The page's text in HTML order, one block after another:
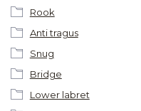
Rook
Anti tragus
Snug
Bridge
Lower labret